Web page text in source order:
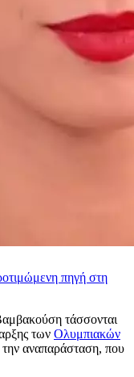
πηγή στη
τάσσονται
των Ολυμπιακών
την αναπαράσταση, που